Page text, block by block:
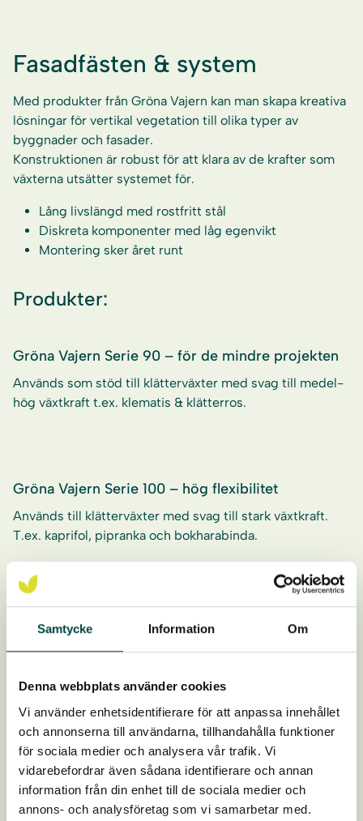
Samtycke Information Om
Denna webbplats använder cookies
Vi använder enhetsidentifierare för att anpassa innehållet
och annonserna till användarna, tillhandahålla funktioner
för sociala medier och analysera vår trafik. Vi
vidarebefordrar även sådana identifierare och annan
information från din enhet till de sociala medier och
annons- och analysföretag som vi samarbetar med.
Fasadfästen & system
Med produkter från Gröna Vajern kan man skapa kreativa
lösningar för vertikal vegetation till olika typer av
byggnader och fasader.
Konstruktionen är robust för att klara av de krafter som
växterna utsätter systemet för.
Lång livslängd med rostfritt stål
Diskreta komponenter med låg egenvikt
Montering sker året runt
Produkter:
Gröna Vajern Serie 90 – för de mindre projekten
Används som stöd till klätterväxter med svag till medel-
hög växtkraft t.ex. klematis & klätterros.
Gröna Vajern Serie 100 – hög flexibilitet
Används till klätterväxter med svag till stark växtkraft.
T.ex. kaprifol, pipranka och bokharabinda.
Gröna Vajern Serie 112 – effektiv lastupptagning
Används till starkt slingrande, enbart Blåregn.
Gröna Vajern Serie 120-124-134
Dessa fasadfästen kompletteras med ett tillbehör för att
sprida fasadgrönskan.